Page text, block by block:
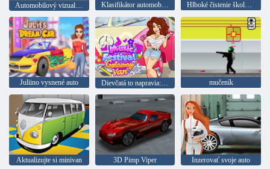
Automobilový vizualizátor Klasifikátor automobilov Hlboké čistenie školského autobusu
Juliino vysnené auto Dievčatá to napravia: hudobný festival mučeník
Aktualizujte si minivan 3D Pimp Viper Inzerovať svoje auto